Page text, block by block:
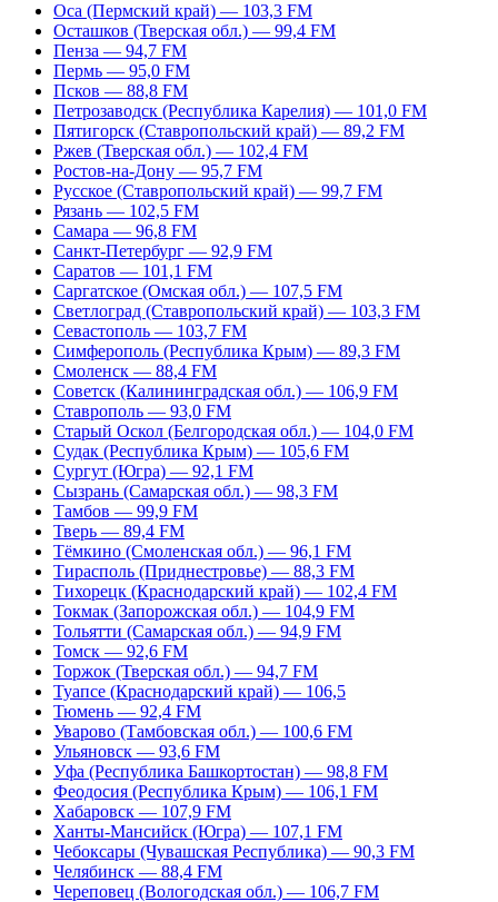
Оса (Пермский край) — 103,3 FM
Осташков (Тверская обл.) — 99,4 FM
Пенза — 94,7 FM
Пермь — 95,0 FM
Псков — 88,8 FM
Петрозаводск (Республика Карелия) — 101,0 FM
Пятигорск (Ставропольский край) — 89,2 FM
Ржев (Тверская обл.) — 102,4 FM
Ростов-на-Дону — 95,7 FM
Русское (Ставропольский край) — 99,7 FM
Рязань — 102,5 FM
Самара — 96,8 FM
Санкт-Петербург — 92,9 FM
Саратов — 101,1 FM
Саргатское (Омская обл.) — 107,5 FM
Светлоград (Ставропольский край) — 103,3 FM
Севастополь — 103,7 FM
Симферополь (Республика Крым) — 89,3 FM
Смоленск — 88,4 FM
Советск (Калининградская обл.) — 106,9 FM
Ставрополь — 93,0 FM
Старый Оскол (Белгородская обл.) — 104,0 FM
Судак (Республика Крым) — 105,6 FM
Сургут (Югра) — 92,1 FM
Сызрань (Самарская обл.) — 98,3 FM
Тамбов — 99,9 FM
Тверь — 89,4 FM
Тёмкино (Смоленская обл.) — 96,1 FM
Тирасполь (Приднестровье) — 88,3 FM
Тихорецк (Краснодарский край) — 102,4 FM
Токмак (Запорожская обл.) — 104,9 FM
Тольятти (Самарская обл.) — 94,9 FM
Томск — 92,6 FM
Торжок (Тверская обл.) — 94,7 FM
Туапсе (Краснодарский край) — 106,5
Тюмень — 92,4 FM
Уварово (Тамбовская обл.) — 100,6 FM
Ульяновск — 93,6 FM
Уфа (Республика Башкортостан) — 98,8 FM
Феодосия (Республика Крым) — 106,1 FM
Хабаровск — 107,9 FM
Ханты-Мансийск (Югра) — 107,1 FM
Чебоксары (Чувашская Республика) — 90,3 FM
Челябинск — 88,4 FM
Череповец (Вологодская обл.) — 106,7 FM